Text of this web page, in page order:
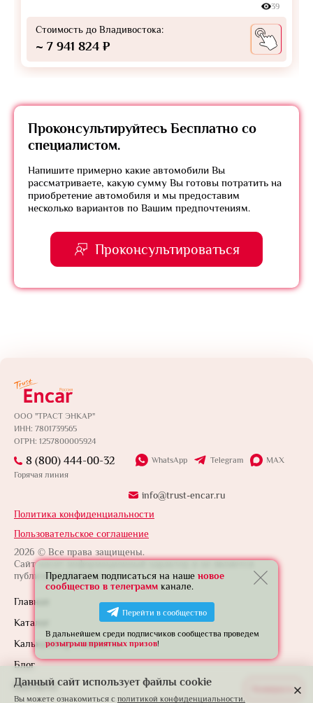
39
Стоимость до Владивостока:
~ 7 941 824 ₽
Проконсультируйтесь Бесплатно со
специалистом.
Напишите примерно какие автомобили Вы
рассматриваете, какую сумму Вы готовы потратить на
приобретение автомобиля и мы предоставим
несколько вариантов по Вашим предпочтениям.
Проконсультироваться
ООО "ТРАСТ ЭНКАР"
ИНН: 7801739565
ОГРН: 1257800005924
Политика конфиденциальности
Пользовательское соглашение
2026 © Все права защищены.
Сайт носит информационный характер и не является
публичной офертой.
Главная
Каталог
Калькулятор стоимости
Блог
Контакты
8 (800) 444-00-32
Горячая линия
WhatsApp Telegram MAX
info@trust-encar.ru
Данный сайт использует файлы cookie
Вы можете ознакомиться с политикой конфиденциальности.
Предлагаем подписаться на наше новое
сообщество в телеграмм канале.
Перейти в сообщество
В дальнейшем среди подписчиков сообщества проведем
розыгрыш приятных призов!
Развернуть